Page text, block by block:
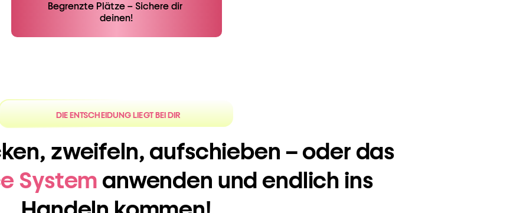
Begrenzte Plätze – Sichere dir
deinen!
DIE ENTSCHEIDUNG LIEGT BEI DIR
zweifeln, aufschieben – oder das
System anwenden und endlich ins